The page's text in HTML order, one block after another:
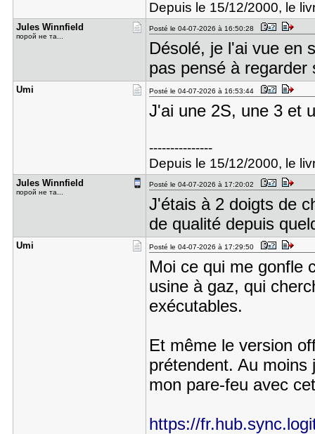
Depuis le 15/12/2000, le
Jules Winn​field
порой не та...
Posté le 04-07-2026 à 16:50:28
Désolé, je l'ai vue en
pas pensé à
Umi Posté le 04-07-2026 à 16:53:44
J'ai une 2S, une 3 et
---------------
Depuis le 15/12/2000, le
Jules Winn​field
порой не та...
Posté le 04-07-2026 à 17:20:02
J'étais à 2 doigts de
de qualité depuis
Umi Posté le 04-07-2026 à 17:29:50
Moi ce qui me gonfle
usine à gaz, qui
exécutables.
Et même le version
prétendent. Au moins
mon pare-feu avec
https://